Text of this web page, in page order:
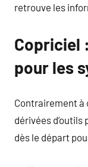
retrouve les
Copriciel
pour les
Contrairement
dérivées
dès le départ